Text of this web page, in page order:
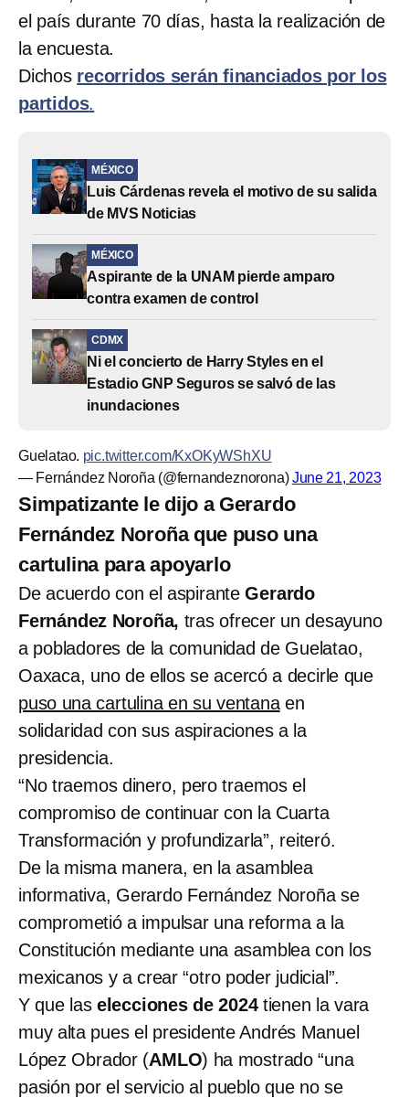
el país durante 70 días, hasta la realización de
la encuesta.
Dichos recorridos serán financiados por los
partidos.
MÉXICO
Luis Cárdenas revela el motivo de su salida
de MVS Noticias
MÉXICO
Aspirante de la UNAM pierde amparo
contra examen de control
CDMX
Ni el concierto de Harry Styles en el
Estadio GNP Seguros se salvó de las
inundaciones
Guelatao. pic.twitter.com/KxOKyWShXU
— Fernández Noroña (@fernandeznorona)June 21, 2023
Simpatizante le dijo a Gerardo
Fernández Noroña que puso una
cartulina para apoyarlo
De acuerdo con el aspiranteGerardo
Fernández Noroña, tras ofrecer un desayuno
a pobladores de la comunidad de Guelatao,
Oaxaca, uno de ellos se acercó a decirle que
puso una cartulina en su ventanaen
solidaridad con sus aspiraciones a la
presidencia.
“No traemos dinero, pero traemos el
compromiso de continuar con la Cuarta
Transformación y profundizarla”, reiteró.
De la misma manera, en la asamblea
informativa, Gerardo Fernández Noroña se
comprometió a impulsar una reforma a la
Constitución mediante una asamblea con los
mexicanos y a crear “otro poder judicial”.
Y que laselecciones de 2024tienen la vara
muy alta pues el presidente Andrés Manuel
López Obrador (AMLO) ha mostrado “una
pasión por el servicio al pueblo que no se